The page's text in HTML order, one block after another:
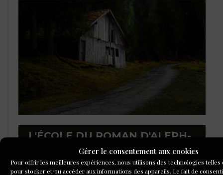
Gérer le consentement aux cookies
Pour offrir les meilleures expériences, nous utilisons des technologies telles
pour stocker et/ou accéder aux informations des appareils. Le fait de
L'ÉCOLE DU ROMAN D'ALEPH-
ÉCRITURE